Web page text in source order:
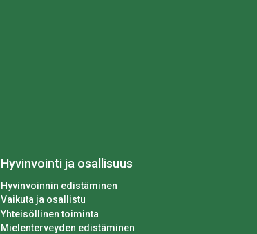
Hyvinvointi ja osallisuus
Hyvinvoinnin edistäminen
Vaikuta ja osallistu
Yhteisöllinen toiminta
Mielenterveyden edistäminen